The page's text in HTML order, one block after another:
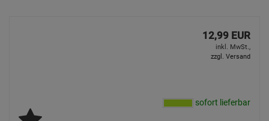
12,99 EUR
inkl. MwSt.,
zzgl. Versand
sofort lieferbar